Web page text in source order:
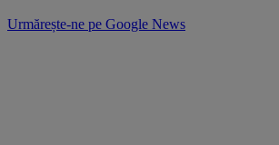
Urmărește-ne pe Google News